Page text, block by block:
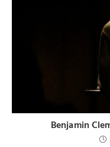
Benjamin